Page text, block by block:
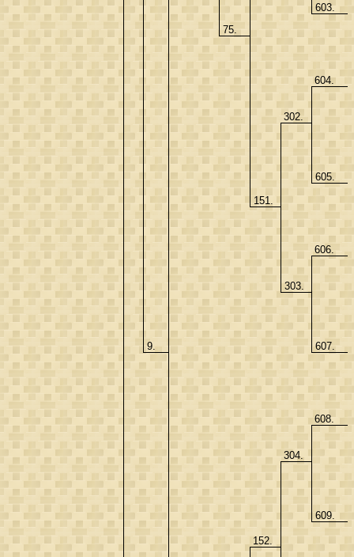
9.
75.
603.
151.
302.
604.
605.
303.
606.
607.
152.
304.
608.
609.